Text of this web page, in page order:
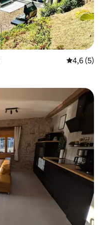
4,6 de
4,6 (5)